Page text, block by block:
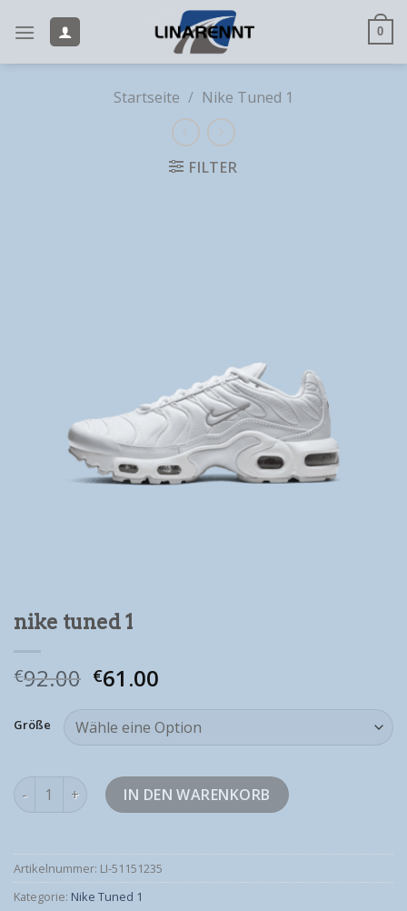
0
Startseite / Nike Tuned 1
FILTER
nike tuned 1
€92.00 €61.00
Größe
nike tuned 1 MengeIN DEN WARENKORB
Artikelnummer: LI-51151235
Kategorie: Nike Tuned 1